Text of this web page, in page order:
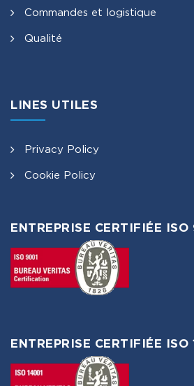
Commandes et logistique
Qualité
LINES UTILES
Privacy Policy
Cookie Policy
ENTREPRISE CERTIFIÉE ISO
ENTREPRISE CERTIFIÉE ISO